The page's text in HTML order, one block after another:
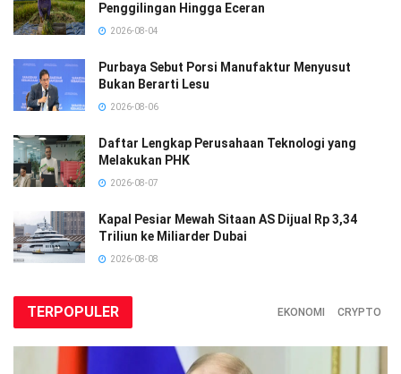
Penggilingan Hingga Eceran
2026-08-04
Purbaya Sebut Porsi Manufaktur Menyusut
Bukan Berarti Lesu
2026-08-06
Daftar Lengkap Perusahaan Teknologi yang
Melakukan PHK
2026-08-07
Kapal Pesiar Mewah Sitaan AS Dijual Rp 3,34
Triliun ke Miliarder Dubai
2026-08-08
TERPOPULER EKONOMI CRYPTO